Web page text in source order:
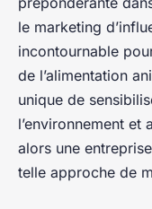
le marketing
incontournable
de l’alimentation
unique de
l’environnement et
alors une
telle approche de